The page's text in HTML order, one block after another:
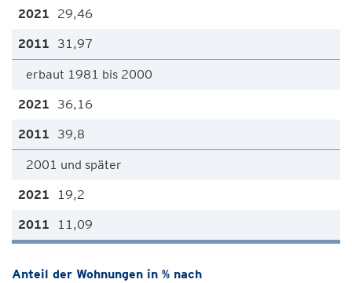
29,46
31,97
erbaut 1981 bis 2000
36,16
39,8
2001 und später
19,2
11,09
Anteil der Wohnungen in % nach